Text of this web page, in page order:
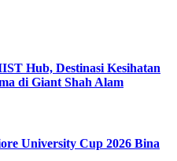
Hub, Destinasi Kesihatan
di Giant Shah Alam
University Cup 2026 Bina